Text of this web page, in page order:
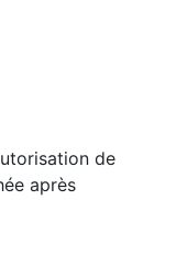
de
après